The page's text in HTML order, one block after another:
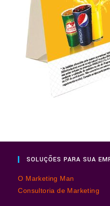
SOLUÇÕES PARA SUA
O Marketing Man
Consultoria de Marketing